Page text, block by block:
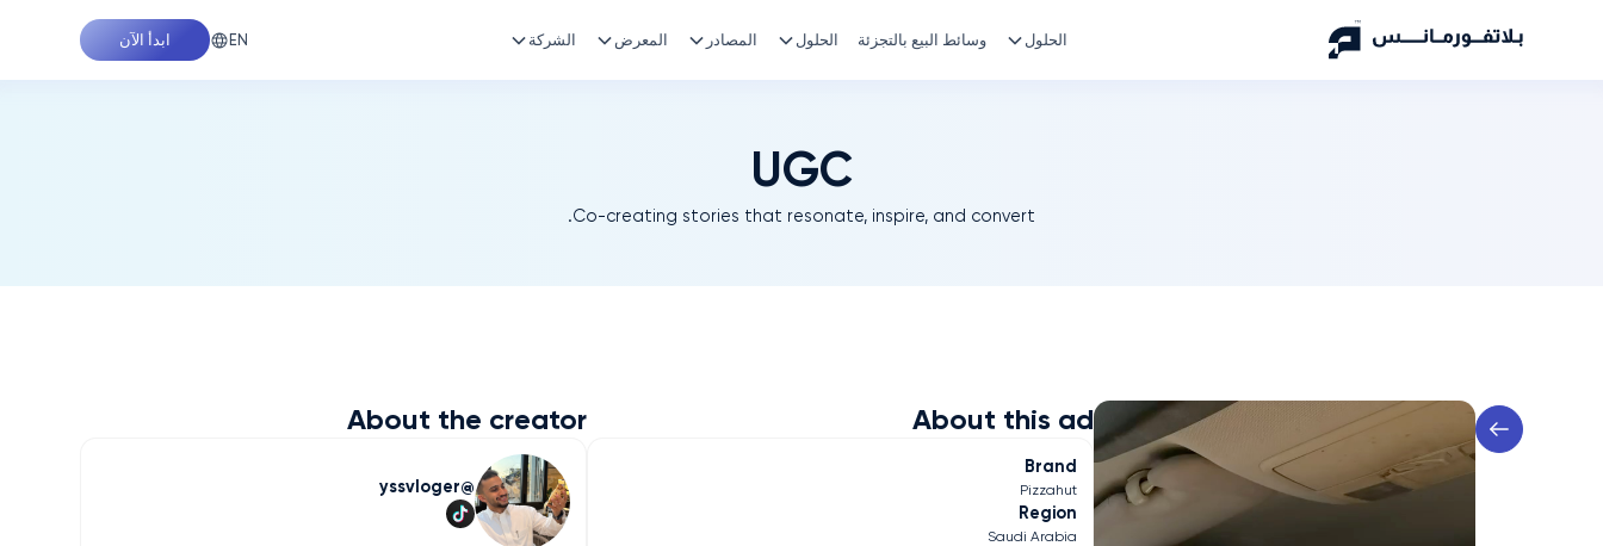
الحلول وسائط البيع بالتجزئة الحلول المصادر المعرض الشركة EN ابدأ الآن
UGC
Co-creating stories that resonate, inspire, and convert.
About this ad
Brand
Pizzahut
Region
Saudi Arabia
About the creator
yssvloger